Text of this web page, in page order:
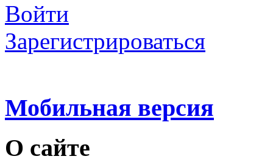
Войти
Зарегистрироваться
Мобильная версия
О сайте